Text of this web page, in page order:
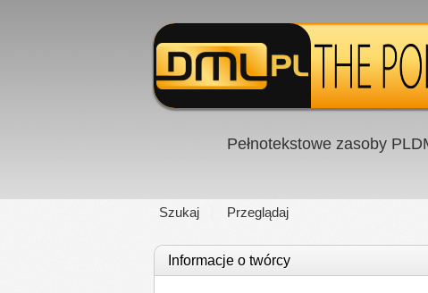
Pełnotekstowe zasoby
Szukaj Przeglądaj
Informacje o twórcy